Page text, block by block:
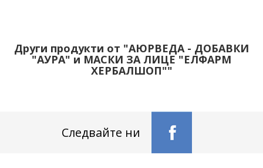
Други продукти от "AЮРВЕДА - ДОБАВКИ
"АУРА" и МАСКИ ЗА ЛИЦЕ "ЕЛФАРМ
ХЕРБАЛШОП""
Следвайте ни